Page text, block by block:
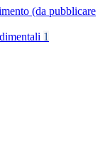
(da pubblicare
1